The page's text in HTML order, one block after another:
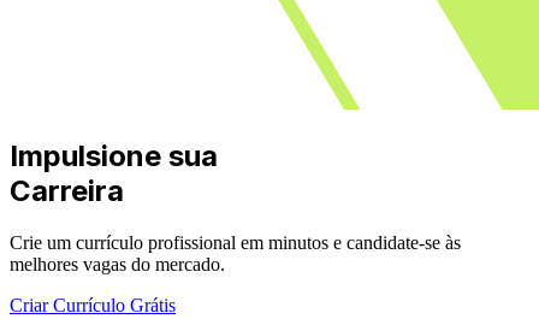
Impulsione sua
Carreira
Crie um currículo profissional em minutos e candidate-se às
melhores vagas do mercado.
Criar Currículo Grátis